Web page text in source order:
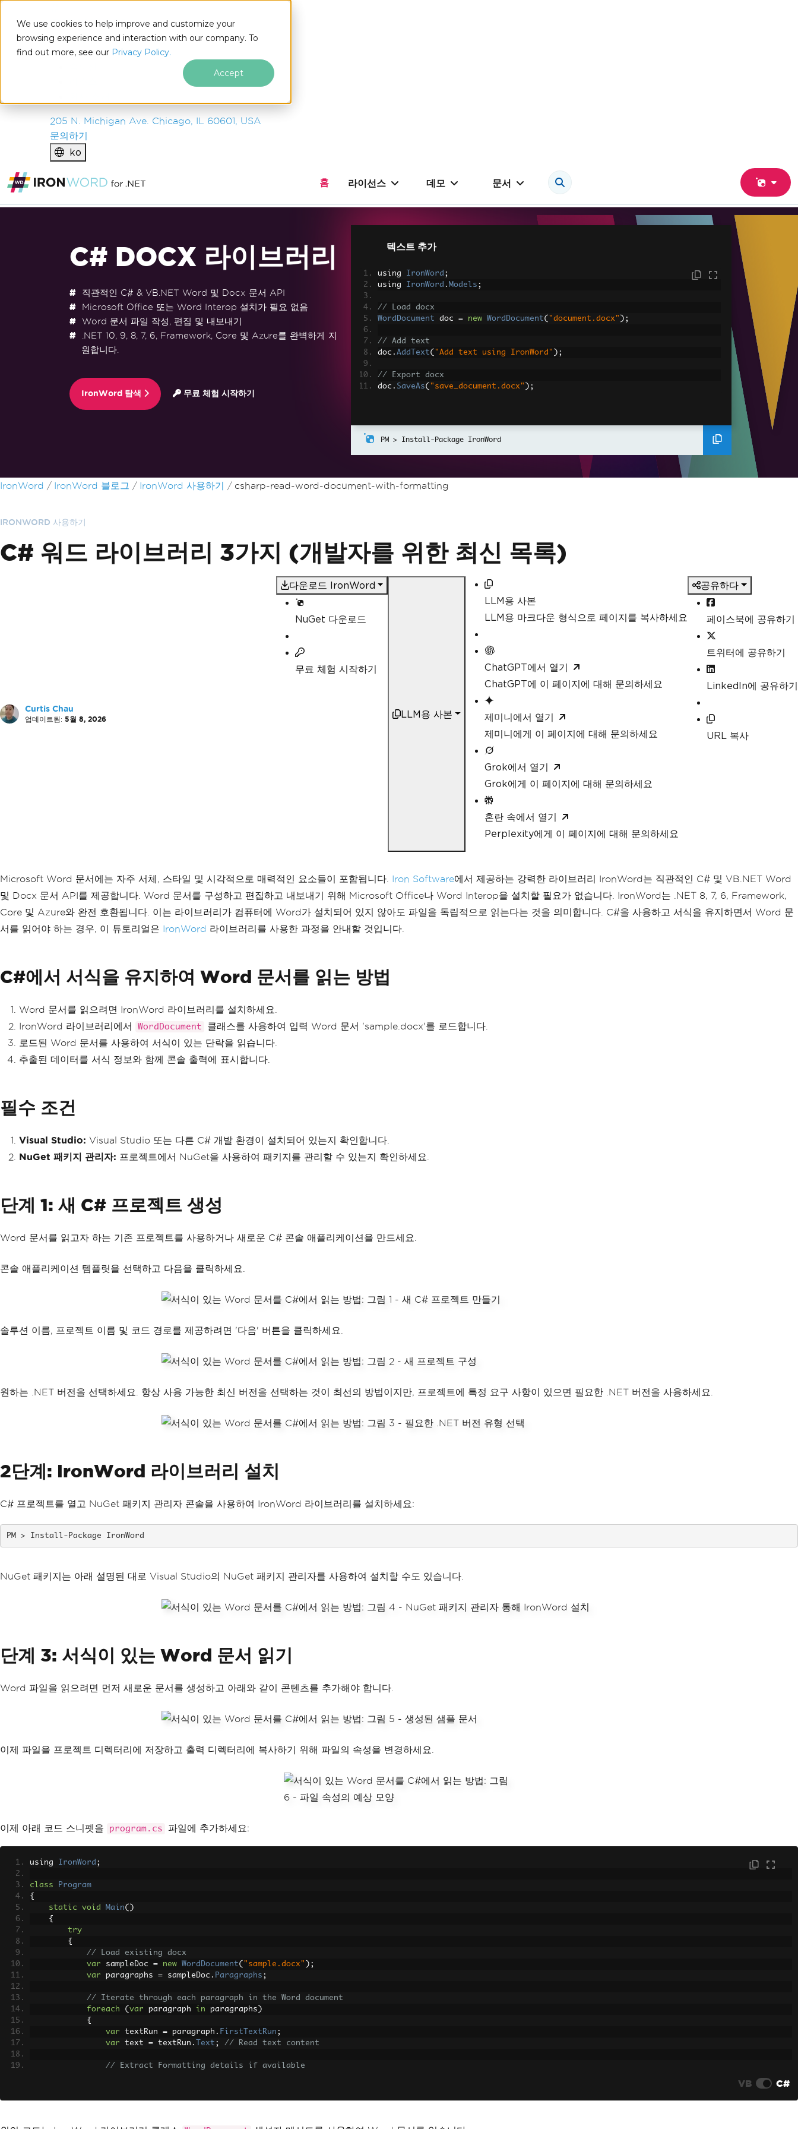
We use cookies to help improve and customize your
browsing experience and interaction with our company. To
find out more, see our Privacy Policy.
Accept
IRONSOFTWARE
제품
기업
205 N. Michigan Ave. Chicago, IL 60601, USA
문의하기
ko
홈 라이선스 데모 문서
C# DOCX 라이브러리
직관적인 C# & VB.NET Word 및 Docx 문서 API
Microsoft Office 또는 Word Interop 설치가 필요 없음
Word 문서 파일 작성, 편집 및 내보내기
.NET 10, 9, 8, 7, 6, Framework, Core 및 Azure를 완벽하게 지
원합니다.
IronWord 탐색 무료 체험 시작하기
텍스트 추가
using IronWord ;
using
IronWord . Models ;
// Load docx
WordDocument doc = new WordDocument( "document.docx" );
// Add text
doc . AddText( "Add text using IronWord" );
// Export docx
doc . SaveAs( "save_document.docx" );
Install-Package IronWord
푸터 콘텐츠로 바로가기
IronWord IronWord 블로그 IronWord 사용하기 csharp-read-word-document-with-formatting
IRONWORD 사용하기
C# 워드 라이브러리 3가지 (개발자를 위한 최신 목록)
Curtis Chau
업데이트됨: 5월 8, 2026
다운로드 IronWord
NuGet 다운로드
무료 체험 시작하기
LLM용 사본
LLM용 사본
LLM용 마크다운 형식으로 페이지를 복사하세요
ChatGPT에서 열기
ChatGPT에 이 페이지에 대해 문의하세요
제미니에서 열기
제미니에게 이 페이지에 대해 문의하세요
Grok에서 열기
Grok에게 이 페이지에 대해 문의하세요
혼란 속에서 열기
Perplexity에게 이 페이지에 대해 문의하세요
공유하다
페이스북에 공유하기
트위터에 공유하기
LinkedIn에 공유하기
URL 복사
Microsoft Word 문서에는 자주 서체, 스타일 및 시각적으로 매력적인 요소들이 포함됩니다. Iron Software에서 제공하는 강력한 라이브러리 IronWord는 직관적인 C# 및 VB.NET Word
및 Docx 문서 API를 제공합니다. Word 문서를 구성하고 편집하고 내보내기 위해 Microsoft Office나 Word Interop을 설치할 필요가 없습니다. IronWord는 .NET 8, 7, 6, Framework,
Core 및 Azure와 완전 호환됩니다. 이는 라이브러리가 컴퓨터에 Word가 설치되어 있지 않아도 파일을 독립적으로 읽는다는 것을 의미합니다. C#을 사용하고 서식을 유지하면서 Word 문
서를 읽어야 하는 경우, 이 튜토리얼은 IronWord 라이브러리를 사용한 과정을 안내할 것입니다.
C#에서 서식을 유지하여 Word 문서를 읽는 방법
Word 문서를 읽으려면 IronWord 라이브러리를 설치하세요.
IronWord 라이브러리에서
WordDocument
클래스를 사용하여 입력 Word 문서 'sample.docx'를 로드합니다.
로드된 Word 문서를 사용하여 서식이 있는 단락을 읽습니다.
추출된 데이터를 서식 정보와 함께 콘솔 출력에 표시합니다.
필수 조건
Visual Studio: Visual Studio 또는 다른 C# 개발 환경이 설치되어 있는지 확인합니다.
NuGet 패키지 관리자: 프로젝트에서 NuGet을 사용하여 패키지를 관리할 수 있는지 확인하세요.
단계 1: 새 C# 프로젝트 생성
Word 문서를 읽고자 하는 기존 프로젝트를 사용하거나 새로운 C# 콘솔 애플리케이션을 만드세요.
콘솔 애플리케이션 템플릿을 선택하고 다음을 클릭하세요.
솔루션 이름, 프로젝트 이름 및 코드 경로를 제공하려면 '다음' 버튼을 클릭하세요.
원하는 .NET 버전을 선택하세요. 항상 사용 가능한 최신 버전을 선택하는 것이 최선의 방법이지만, 프로젝트에 특정 요구 사항이 있으면 필요한 .NET 버전을 사용하세요.
2단계: IronWord 라이브러리 설치
C# 프로젝트를 열고 NuGet 패키지 관리자 콘솔을 사용하여 IronWord 라이브러리를 설치하세요:
Install-Package IronWord
NuGet 패키지는 아래 설명된 대로 Visual Studio의 NuGet 패키지 관리자를 사용하여 설치할 수도 있습니다.
단계 3: 서식이 있는 Word 문서 읽기
Word 파일을 읽으려면 먼저 새로운 문서를 생성하고 아래와 같이 콘텐츠를 추가해야 합니다.
이제 파일을 프로젝트 디렉터리에 저장하고 출력 디렉터리에 복사하기 위해 파일의 속성을 변경하세요.
이제 아래 코드 스니펫을 program.cs 파일에 추가하세요:
using IronWord ;
class
Program
{
static
void Main()
{
try
{
// Load existing docx
var sampleDoc = new WordDocument( "sample.docx" );
var paragraphs = sampleDoc . Paragraphs ;
// Iterate through each paragraph in the Word document
foreach
( var paragraph in paragraphs )
{
var textRun = paragraph . FirstTextRun ;
var text = textRun . Text ; // Read text content
// Extract Formatting details if available
var fontSize = textRun.Style.FontSize;
// Font size
VB C#